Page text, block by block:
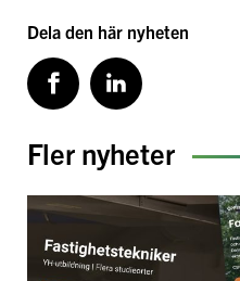
Dela den här nyheten
Fler nyheter